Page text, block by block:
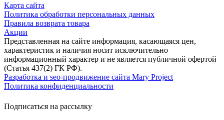
Карта сайта
Политика обработки персональных данных
Правила возврата товара
Акции
Представленная на сайте информация, касающаяся цен,
характеристик и наличия носит исключительно
информационный характер и не является публичной офертой
(Статья 437(2) ГК РФ).
Разработка и seo-продвижение сайта Mary Project
Политика конфиденциальности
Подписаться на рассылку